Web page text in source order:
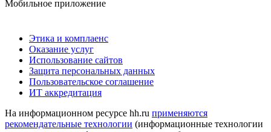
Мобильное приложение
Этика и комплаенс
Оказание услуг
Использование сайтов
Защита персональных данных
Пользовательское соглашение
ИТ аккредитация
На информационном ресурсе hh.ru применяются
рекомендательные технологии (информационные технологии